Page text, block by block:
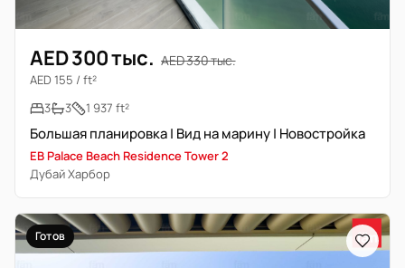
AED 300 тыс. AED 330 тыс.
AED 155 / ft²
3
3 1 937 ft²
Большая планировка | Вид на марину | Новостройка
EB Palace Beach Residence Tower 2
Дубай Харбор
Готов